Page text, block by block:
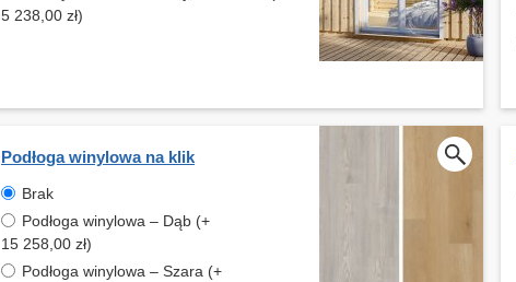
5 238,00 zł)
Podłoga winylowa na klik
Brak
Podłoga winylowa – Dąb (+
15 258,00 zł)
Podłoga winylowa – Szara (+